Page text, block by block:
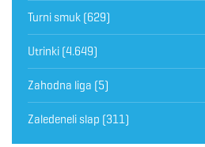
Turni smuk (629)
Utrinki (4.649)
Zahodna liga (5)
Zaledeneli slap (311)